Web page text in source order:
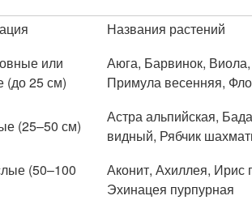
Названия растений
или
(до 25 см)
Аюга, Барвинок,
Примула весенняя,
(25–50 см)
Астра альпийская,
видный, Рябчик
(50–100
Аконит, Ахиллея, Ирис
Эхинацея пурпурная